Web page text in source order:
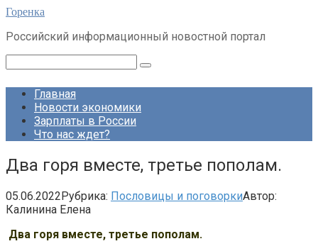
Перейти
контенту
Горенка
Российский информационный новостной портал
Главная
Новости экономики
Зарплаты в России
Что нас ждет?
Два горя вместе, третье пополам.
05.06.2022Рубрика: Пословицы и поговоркиАвтор:
Калинина Елена
Два горя вместе, третье пополам.